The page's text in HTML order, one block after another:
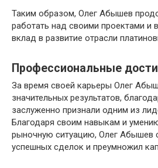
Таким образом, Олег Абышев
работать над своими проектами и
вклад в развитие отрасли
Профессиональные
За время своей карьеры Олег
значительных результатов,
заслуженно признали одним из
Благодаря своим навыкам и
рыночную ситуацию, Олег Абышев
успешных сделок и преумножил